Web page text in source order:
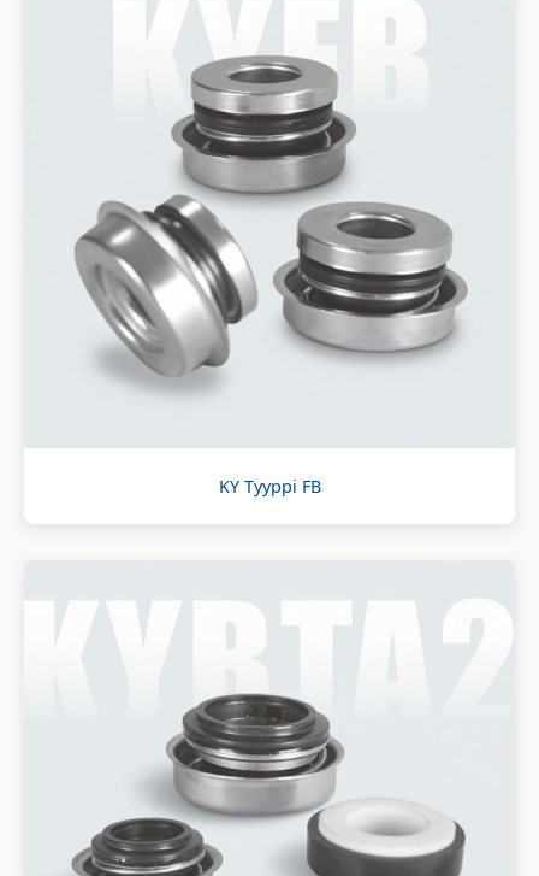
KY Tyyppi FB